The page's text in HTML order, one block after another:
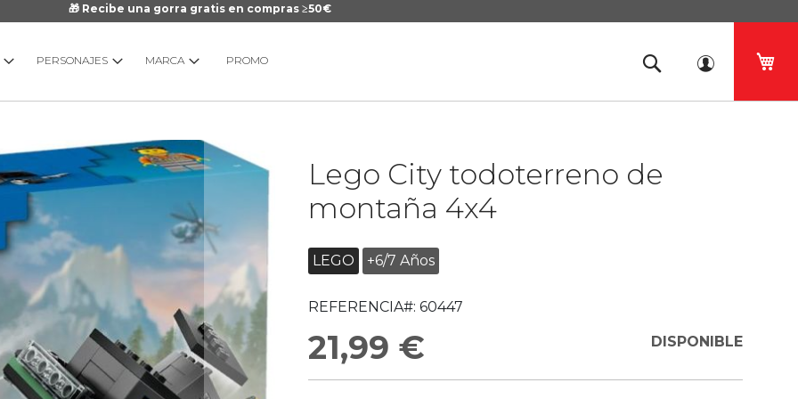
🎁 Recibe una gorra gratis en compras ≥50€
PERSONAJES MARCA PROMO
Lego City todoterreno de
montaña 4x4
LEGO +6/7 Años
REFERENCIA#: 60447
21,99 € DISPONIBLE
galería
imágenes